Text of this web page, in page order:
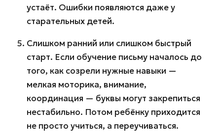
устаёт. Ошибки появляются даже у
старательных детей.
Слишком ранний или слишком быстрый
старт. Если обучение письму началось до
того, как созрели нужные навыки —
мелкая моторика, внимание,
координация — буквы могут закрепиться
нестабильно. Потом ребёнку приходится
не просто учиться, а переучиваться.